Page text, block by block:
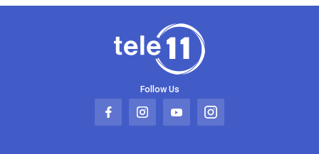
Follow Us
Abrir
Abrir
Abrir
Abrir